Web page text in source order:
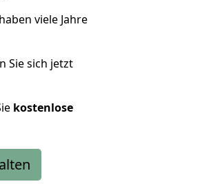
viele Jahre
Sie sich jetzt
kostenlose